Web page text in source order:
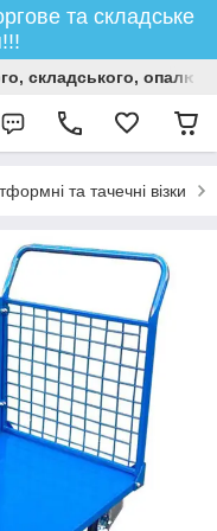
та складське
складського,
та тачечні візки